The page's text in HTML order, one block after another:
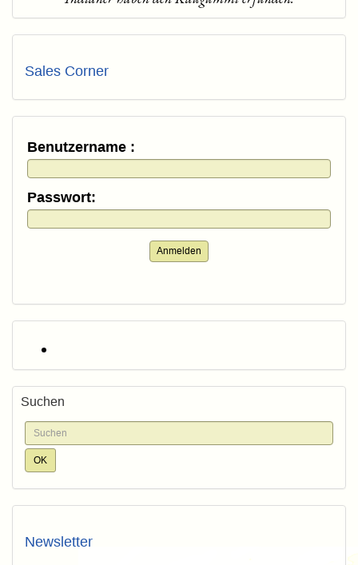
Sales Corner
Benutzername :
Passwort:
Anmelden
Suchen
Newsletter